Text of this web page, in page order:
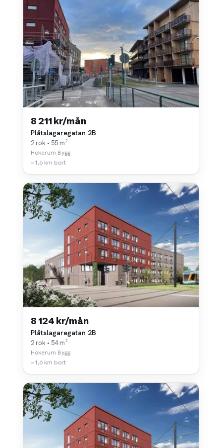
8 211 kr/mån
Plåtslagaregatan 2B
2 rok • 55 m²
Hökerum Bygg
~1,6 km bort
8 124 kr/mån
Plåtslagaregatan 2B
2 rok • 54 m²
Hökerum Bygg
~1,6 km bort